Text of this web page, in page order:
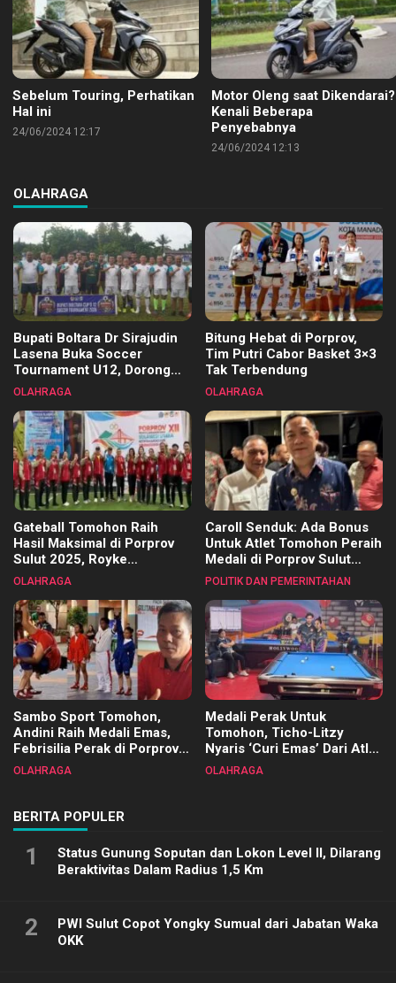
Sebelum Touring, Perhatikan
Hal ini
24/06/2024 12:17
Motor Oleng saat Dikendarai?
Kenali Beberapa
Penyebabnya
24/06/2024 12:13
OLAHRAGA
Bupati Boltara Dr Sirajudin
Lasena Buka Soccer
Tournament U12, Dorong
Pembinaan Merata di Setiap
OLAHRAGA
Bitung Hebat di Porprov,
Tim Putri Cabor Basket 3×3
Tak Terbendung
OLAHRAGA
Gateball Tomohon Raih
Hasil Maksimal di Porprov
Sulut 2025, Royke
Tangkawarouw Ucapkan
OLAHRAGA
Caroll Senduk: Ada Bonus
Untuk Atlet Tomohon Peraih
Medali di Porprov Sulut
2025
POLITIK DAN PEMERINTAHAN
Sambo Sport Tomohon,
Andini Raih Medali Emas,
Febrisilia Perak di Porprov
Sulut 2025
OLAHRAGA
Medali Perak Untuk
Tomohon, Ticho-Litzy
Nyaris ‘Curi Emas’ Dari Atlet
Biliar PON di Porprov Sulut
OLAHRAGA
BERITA POPULER
1
Status Gunung Soputan dan Lokon Level II, Dilarang
Beraktivitas Dalam Radius 1,5 Km
2
PWI Sulut Copot Yongky Sumual dari Jabatan Waka
OKK